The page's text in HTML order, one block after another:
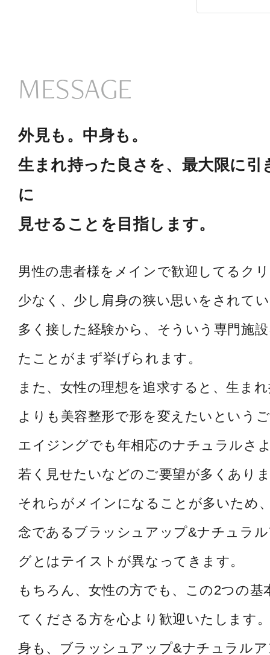
MESSAGE
外見も。中身も。
生まれ持った良さを、最大限に引
に
見せることを目指します。
男性の患者様をメインで歓迎してるク
少なく、少し肩身の狭い思いをされて
多く接した経験から、そういう専門施
たことがまず挙げられます。
また、女性の理想を追求すると、生ま
よりも美容整形で形を変えたいという
エイジングでも年相応のナチュラルさ
若く見せたいなどのご要望が多くあり
それらがメインになることが多いため
念であるブラッシュアップ&ナチュラ
グとはテイストが異なってきます。
もちろん、女性の方でも、この2つの基
てくださる方を心より歓迎いたします
身も、ブラッシュアップ&ナチュラル